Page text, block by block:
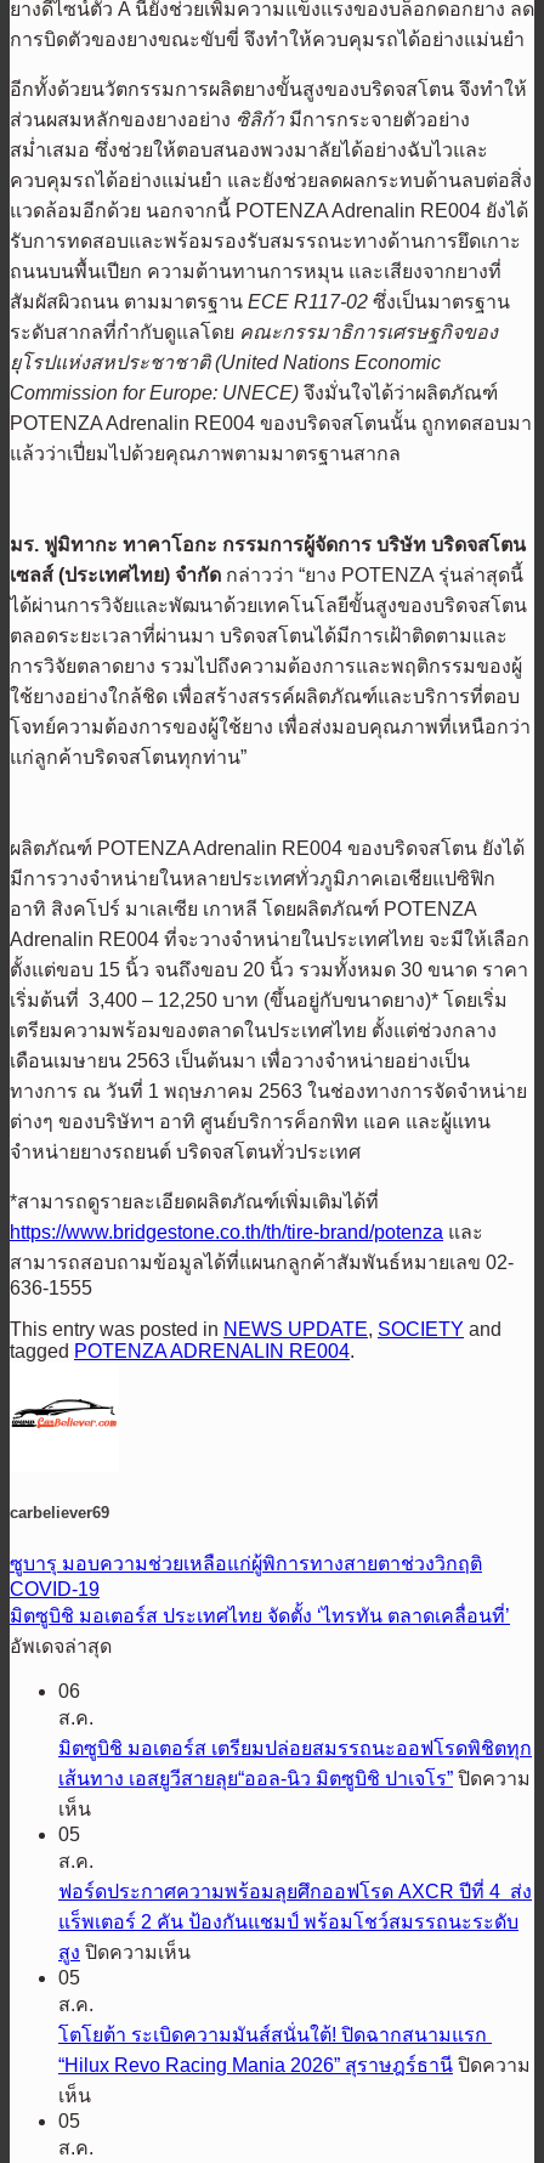
ยางดีไซน์ตัว A นี้ยังช่วยเพิ่มความแข็งแรงของบล็อกดอกยาง ลด
การบิดตัวของยางขณะขับขี่ จึงทำให้ควบคุมรถได้อย่างแม่นยำ
อีกทั้งด้วยนวัตกรรมการผลิตยางขั้นสูงของบริดจสโตน จึงทำให้
ส่วนผสมหลักของยางอย่าง ซิลิก้า มีการกระจายตัวอย่าง
สม่ำเสมอ ซึ่งช่วยให้ตอบสนองพวงมาลัยได้อย่างฉับไวและ
ควบคุมรถได้อย่างแม่นยำ และยังช่วยลดผลกระทบด้านลบต่อสิ่ง
แวดล้อมอีกด้วย นอกจากนี้ POTENZA Adrenalin RE004 ยังได้
รับการทดสอบและพร้อมรองรับสมรรถนะทางด้านการยึดเกาะ
ถนนบนพื้นเปียก ความต้านทานการหมุน และเสียงจากยางที่
สัมผัสผิวถนน ตามมาตรฐาน ECE R117-02 ซึ่งเป็นมาตรฐาน
ระดับสากลที่กำกับดูแลโดย คณะกรรมาธิการเศรษฐกิจของ
ยุโรปแห่งสหประชาชาติ (United Nations Economic
Commission for Europe: UNECE) จึงมั่นใจได้ว่าผลิตภัณฑ์
POTENZA Adrenalin RE004 ของบริดจสโตนนั้น ถูกทดสอบมา
แล้วว่าเปี่ยมไปด้วยคุณภาพตามมาตรฐานสากล
มร. ฟูมิทากะ ทาคาโอกะ กรรมการผู้จัดการ บริษัท บริดจสโตน
เซลส์ (ประเทศไทย) จำกัด กล่าวว่า “ยาง POTENZA รุ่นล่าสุดนี้
ได้ผ่านการวิจัยและพัฒนาด้วยเทคโนโลยีขั้นสูงของบริดจสโตน
ตลอดระยะเวลาที่ผ่านมา บริดจสโตนได้มีการเฝ้าติดตามและ
การวิจัยตลาดยาง รวมไปถึงความต้องการและพฤติกรรมของผู้
ใช้ยางอย่างใกล้ชิด เพื่อสร้างสรรค์ผลิตภัณฑ์และบริการที่ตอบ
โจทย์ความต้องการของผู้ใช้ยาง เพื่อส่งมอบคุณภาพที่เหนือกว่า
แก่ลูกค้าบริดจสโตนทุกท่าน”
ผลิตภัณฑ์ POTENZA Adrenalin RE004 ของบริดจสโตน ยังได้
มีการวางจำหน่ายในหลายประเทศทั่วภูมิภาคเอเชียแปซิฟิก
อาทิ สิงคโปร์ มาเลเซีย เกาหลี โดยผลิตภัณฑ์ POTENZA
Adrenalin RE004 ที่จะวางจำหน่ายในประเทศไทย จะมีให้เลือก
ตั้งแต่ขอบ 15 นิ้ว จนถึงขอบ 20 นิ้ว รวมทั้งหมด 30 ขนาด ราคา
เริ่มต้นที่ 3,400 – 12,250 บาท (ขึ้นอยู่กับขนาดยาง)* โดยเริ่ม
เตรียมความพร้อมของตลาดในประเทศไทย ตั้งแต่ช่วงกลาง
เดือนเมษายน 2563 เป็นต้นมา เพื่อวางจำหน่ายอย่างเป็น
ทางการ ณ วันที่ 1 พฤษภาคม 2563 ในช่องทางการจัดจำหน่าย
ต่างๆ ของบริษัทฯ อาทิ ศูนย์บริการค็อกพิท แอค และผู้แทน
จำหน่ายยางรถยนต์ บริดจสโตนทั่วประเทศ
*สามารถดูรายละเอียดผลิตภัณฑ์เพิ่มเติมได้ที่
https://www.bridgestone.co.th/th/tire-brand/potenza และ
สามารถสอบถามข้อมูลได้ที่แผนกลูกค้าสัมพันธ์หมายเลข 02-
636-1555
This entry was posted in NEWS UPDATE, SOCIETY and
tagged POTENZA ADRENALIN RE004.
carbeliever69
ซูบารุ มอบความช่วยเหลือแก่ผู้พิการทางสายตาช่วงวิกฤติ
COVID-19
มิตซูบิชิ มอเตอร์ส ประเทศไทย จัดตั้ง ‘ไทรทัน ตลาดเคลื่อนที่’
อัพเดจล่าสุด
06
ส.ค.
มิตซูบิชิ มอเตอร์ส เตรียมปล่อยสมรรถนะออฟโรดพิชิตทุก
เส้นทาง เอสยูวีสายลุย“ออล-นิว มิตซูบิชิ ปาเจโร” ปิดความ
เห็นบน
ซู
บิชิ
มอ
เต
เตรียม
ปล่อย
สมรรถนะ
05
ส.ค.
ฟอร์ดประกาศความพร้อมลุยศึกออฟโรด AXCR ปีที่ 4 ส่ง
แร็พเตอร์ 2 คัน ป้องกันแชมป์ พร้อมโชว์สมรรถนะระดับ
สูง ปิดความเห็นบน
ประกาศ
ความ
05
ส.ค.
โตโยต้า ระเบิดความมันส์สนั่นใต้! ปิดฉากสนามแรก
“Hilux Revo Racing Mania 2026” สุราษฎร์ธานี ปิดความ
เห็นบน
โย
05
ส.ค.